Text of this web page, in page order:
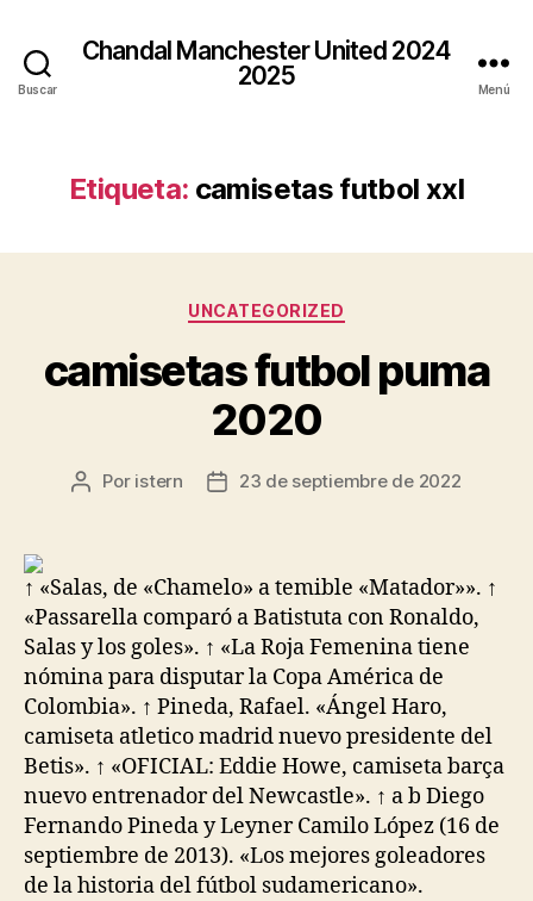
Buscar
Chandal Manchester United 2024
2025
Menú
Etiqueta: camisetas futbol xxl
Categorías
UNCATEGORIZED
camisetas futbol puma
2020
Autor
Por istern
Fecha23 de septiembre de 2022
↑ «Salas, de «Chamelo» a temible «Matador»». ↑
«Passarella comparó a Batistuta con Ronaldo,
Salas y los goles». ↑ «La Roja Femenina tiene
nómina para disputar la Copa América de
Colombia». ↑ Pineda, Rafael. «Ángel Haro,
camiseta atletico madrid nuevo presidente del
Betis». ↑ «OFICIAL: Eddie Howe, camiseta barça
nuevo entrenador del Newcastle». ↑ a b Diego
Fernando Pineda y Leyner Camilo López (16 de
septiembre de 2013). «Los mejores goleadores
de la historia del fútbol sudamericano».